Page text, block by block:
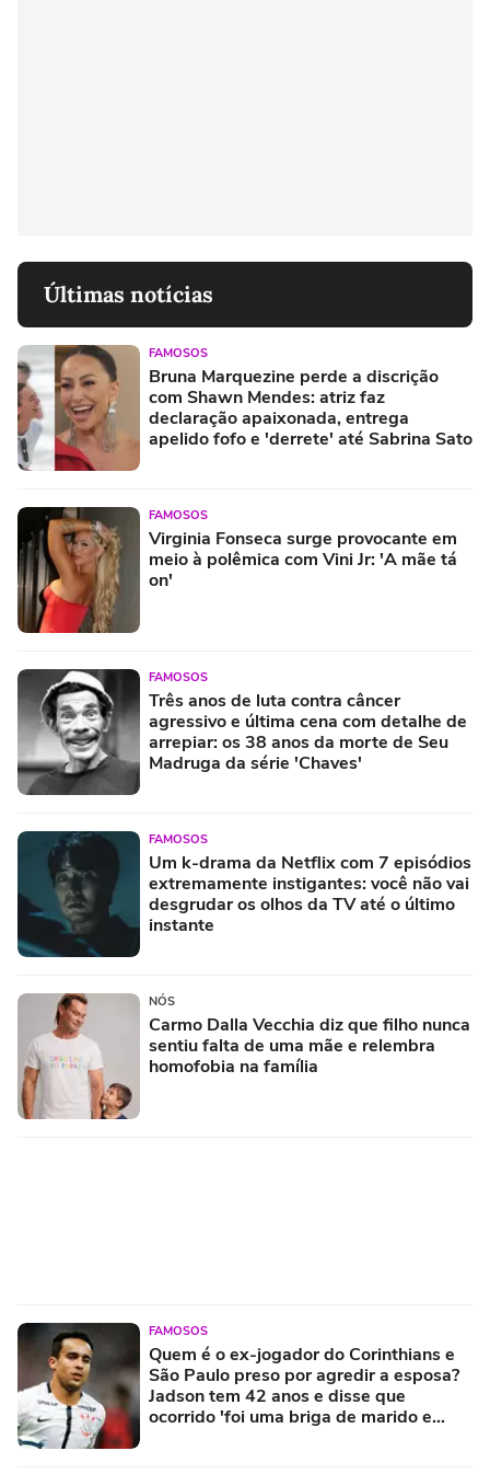
Últimas notícias
FAMOSOS
Bruna Marquezine perde a discrição
com Shawn Mendes: atriz faz
declaração apaixonada, entrega
apelido fofo e 'derrete' até Sabrina Sato
FAMOSOS
Virginia Fonseca surge provocante em
meio à polêmica com Vini Jr: 'A mãe tá
on'
FAMOSOS
Três anos de luta contra câncer
agressivo e última cena com detalhe de
arrepiar: os 38 anos da morte de Seu
Madruga da série 'Chaves'
FAMOSOS
Um k-drama da Netflix com 7 episódios
extremamente instigantes: você não vai
desgrudar os olhos da TV até o último
instante
NÓS
Carmo Dalla Vecchia diz que filho nunca
sentiu falta de uma mãe e relembra
homofobia na família
FAMOSOS
Quem é o ex-jogador do Corinthians e
São Paulo preso por agredir a esposa?
Jadson tem 42 anos e disse que
ocorrido 'foi uma briga de marido e